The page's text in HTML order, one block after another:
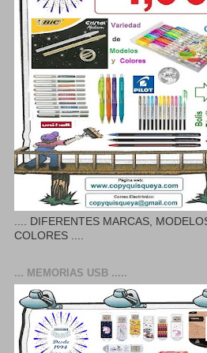
.... DIFERENTES MARCAS,
COLORES ....
... MEMORIAS USB .....